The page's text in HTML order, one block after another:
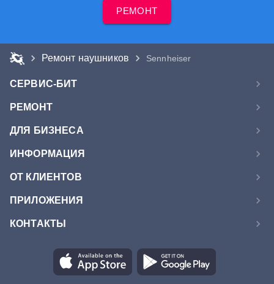
РЕМОНТ
Ремонт наушников Sennheiser
СЕРВИС-БИТ
РЕМОНТ
ДЛЯ БИЗНЕСА
ИНФОРМАЦИЯ
ОТ КЛИЕНТОВ
ПРИЛОЖЕНИЯ
КОНТАКТЫ